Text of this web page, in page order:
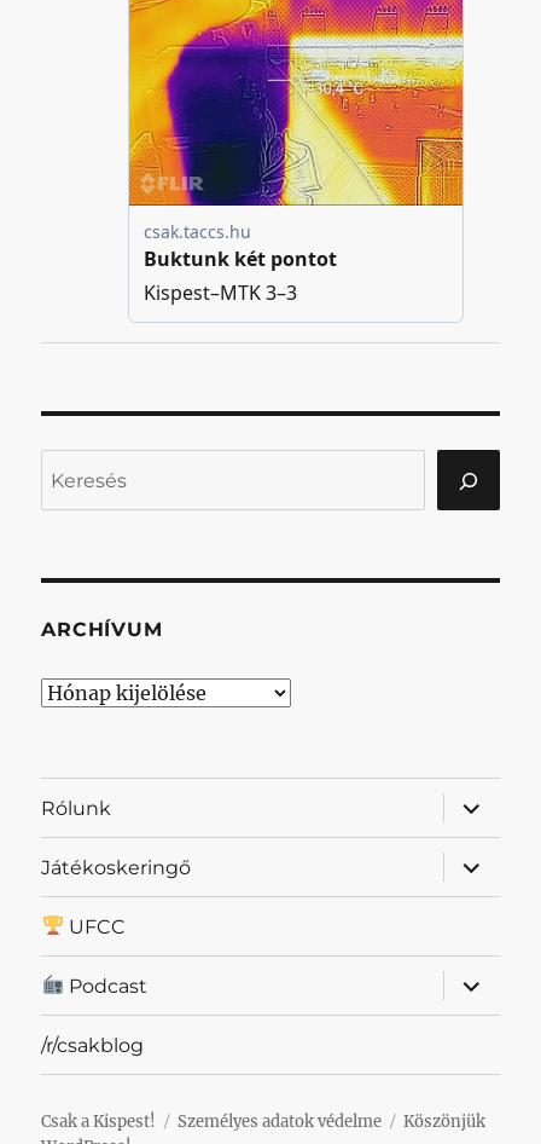
ARCHÍVUM
Archívum
Rólunk
almenü
Játékoskeringő
almenü
UFCC
Podcast
almenü
/r/csakblog
Csak a Kispest! Személyes adatok védelme
Köszönjük